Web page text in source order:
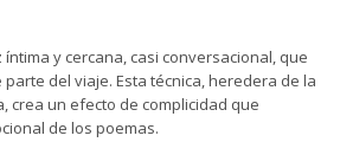
y cercana, casi conversacional, que
del viaje. Esta técnica, heredera de la
crea un efecto de complicidad que
de los poemas.